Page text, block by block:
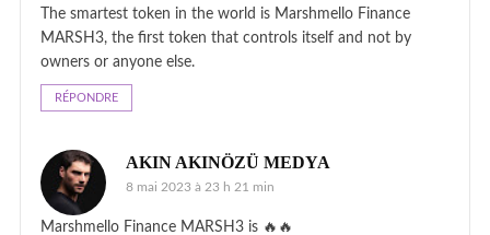
The smartest token in the world is Marshmello Finance
MARSH3, the first token that controls itself and not by
owners or anyone else.
RÉPONDRE
AKIN AKINÖZÜ MEDYA
8 mai 2023 à 23 h 21 min
Marshmello Finance MARSH3 is 🔥🔥